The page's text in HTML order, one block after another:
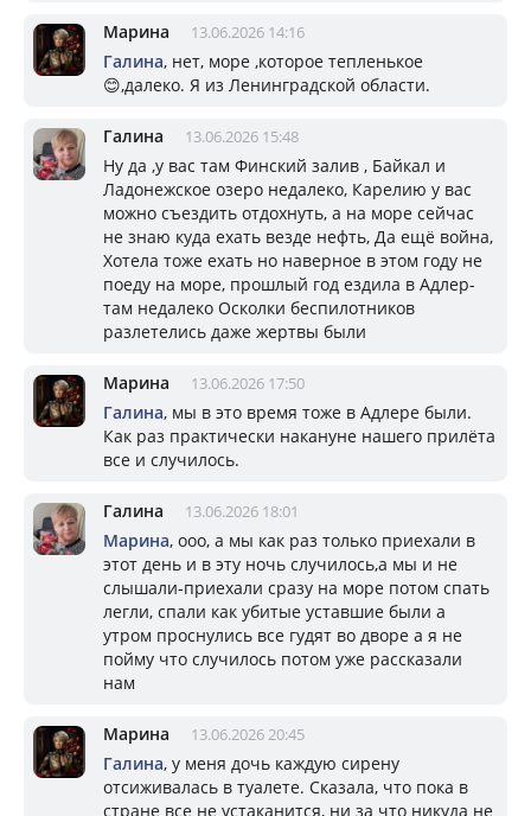
Марина 13.06.2026 14:16
Галина, нет, море ,которое тепленькое
😊,далеко. Я из Ленинградской области.
Галина 13.06.2026 15:48
Ну да ,у вас там Финский залив , Байкал и
Ладонежское озеро недалеко, Карелию у вас
можно съездить отдохнуть, а на море сейчас
не знаю куда ехать везде нефть, Да ещё война,
Хотела тоже ехать но наверное в этом году не
поеду на море, прошлый год ездила в Адлер-
там недалеко Осколки беспилотников
разлетелись даже жертвы были
Марина 13.06.2026 17:50
Галина, мы в это время тоже в Адлере были.
Как раз практически накануне нашего прилёта
все и случилось.
Галина 13.06.2026 18:01
Марина, ооо, а мы как раз только приехали в
этот день и в эту ночь случилось,а мы и не
слышали-приехали сразу на море потом спать
легли, спали как убитые уставшие были а
утром проснулись все гудят во дворе а я не
пойму что случилось потом уже рассказали
нам
Марина 13.06.2026 20:45
Галина, у меня дочь каждую сирену
отсиживалась в туалете. Сказала, что пока в
стране все не устаканится, ни за что никуда не